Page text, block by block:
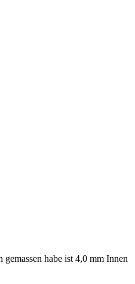
habe ist 4,0 mm Innen